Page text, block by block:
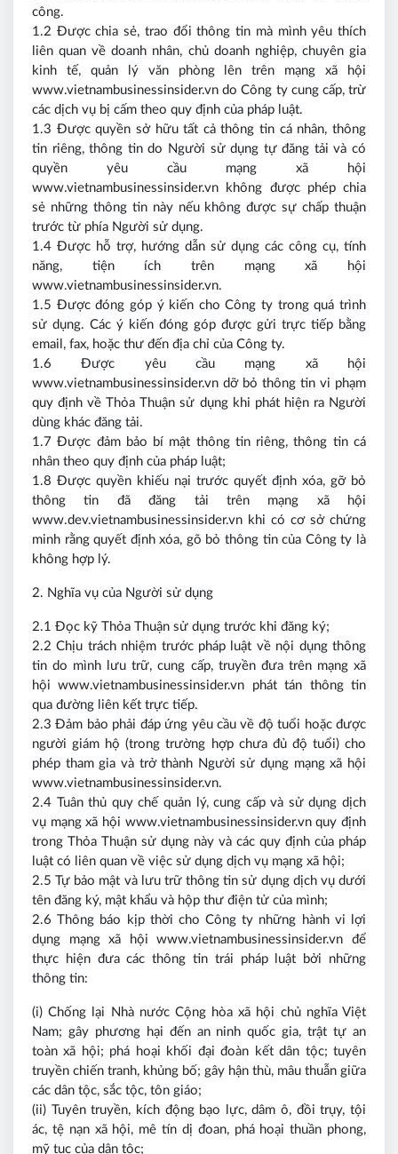
công.
1.2 Được chia sẻ, trao đổi thông tin mà mình yêu thích
liên quan về doanh nhân, chủ doanh nghiệp, chuyên gia
kinh tế, quản lý văn phòng lên trên mạng xã hội
www.vietnambusinessinsider.vn do Công ty cung cấp, trừ
các dịch vụ bị cấm theo quy định của pháp luật.
1.3 Được quyền sở hữu tất cả thông tin cá nhân, thông
tin riêng, thông tin do Người sử dụng tự đăng tải và có
quyền yêu cầu mạng xã hội
www.vietnambusinessinsider.vn không được phép chia
sẻ những thông tin này nếu không được sự chấp thuận
trước từ phía Người sử dụng.
1.4 Được hỗ trợ, hướng dẫn sử dụng các công cụ, tính
năng, tiện ích trên mạng xã hội
www.vietnambusinessinsider.vn.
1.5 Được đóng góp ý kiến cho Công ty trong quá trình
sử dụng. Các ý kiến đóng góp được gửi trực tiếp bằng
email, fax, hoặc thư đến địa chỉ của Công ty.
1.6 Được yêu cầu mạng xã hội
www.vietnambusinessinsider.vn dỡ bỏ thông tin vi phạm
quy định về Thỏa Thuận sử dụng khi phát hiện ra Người
dùng khác đăng tải.
1.7 Được đảm bảo bí mật thông tin riêng, thông tin cá
nhân theo quy định của pháp luật;
1.8 Được quyền khiếu nại trước quyết định xóa, gỡ bỏ
thông tin đã đăng tải trên mạng xã hội
www.dev.vietnambusinessinsider.vn khi có cơ sở chứng
minh rằng quyết định xóa, gõ bỏ thông tin của Công ty là
không hợp lý.
2. Nghĩa vụ của Người sử dụng
2.1 Đọc kỹ Thỏa Thuận sử dụng trước khi đăng ký;
2.2 Chịu trách nhiệm trước pháp luật về nội dụng thông
tin do mình lưu trữ, cung cấp, truyền đưa trên mạng xã
hội www.vietnambusinessinsider.vn phát tán thông tin
qua đường liên kết trực tiếp.
2.3 Đảm bảo phải đáp ứng yêu cầu về độ tuổi hoặc được
người giám hộ (trong trường hợp chưa đủ độ tuổi) cho
phép tham gia và trở thành Người sử dụng mạng xã hội
www.vietnambusinessinsider.vn.
2.4 Tuân thủ quy chế quản lý, cung cấp và sử dụng dịch
vụ mạng xã hội www.vietnambusinessinsider.vn quy định
trong Thỏa Thuận sử dụng này và các quy định của pháp
luật có liên quan về việc sử dụng dịch vụ mạng xã hội;
2.5 Tự bảo mật và lưu trữ thông tin sử dụng dịch vụ dưới
tên đăng ký, mật khẩu và hộp thư điện tử của mình;
2.6 Thông báo kịp thời cho Công ty những hành vi lợi
dụng mạng xã hội www.vietnambusinessinsider.vn để
thực hiện đưa các thông tin trái pháp luật bởi những
thông tin:
(i) Chống lại Nhà nước Cộng hòa xã hội chủ nghĩa Việt
Nam; gây phương hại đến an ninh quốc gia, trật tự an
toàn xã hội; phá hoại khối đại đoàn kết dân tộc; tuyên
truyền chiến tranh, khủng bố; gây hận thù, mâu thuẫn giữa
các dân tộc, sắc tộc, tôn giáo;
(ii) Tuyên truyền, kích động bạo lực, dâm ô, đồi trụy, tội
ác, tệ nạn xã hội, mê tín dị đoan, phá hoại thuần phong,
mỹ tục của dân tộc;